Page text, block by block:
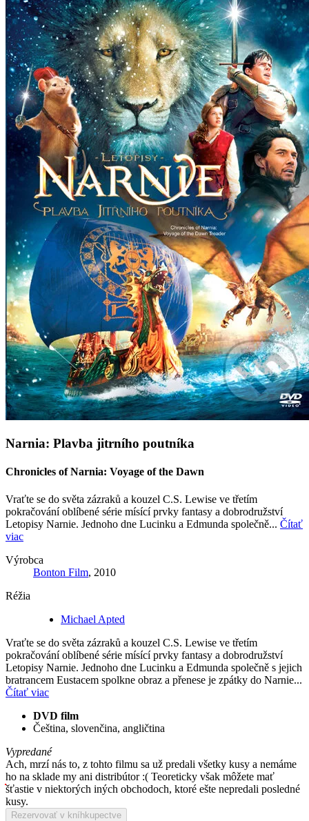
Narnia: Plavba jitrního poutníka
Chronicles of Narnia: Voyage of the Dawn
Vraťte se do světa zázraků a kouzel C.S. Lewise ve třetím
pokračování oblíbené série mísící prvky fantasy a dobrodružství
Letopisy Narnie. Jednoho dne Lucinku a Edmunda společně... Čítať
viac
Výrobca
Bonton Film, 2010
Réžia
Michael Apted
Vraťte se do světa zázraků a kouzel C.S. Lewise ve třetím
pokračování oblíbené série mísící prvky fantasy a dobrodružství
Letopisy Narnie. Jednoho dne Lucinku a Edmunda společně s jejich
bratrancem Eustacem spolkne obraz a přenese je zpátky do Narnie...
Čítať viac
DVD film
Čeština, slovenčina, angličtina
Vypredané
Ach, mrzí nás to, z tohto filmu sa už predali všetky kusy a nemáme
ho na sklade my ani distribútor :( Teoreticky však môžete mať
šťastie v niektorých iných obchodoch, ktoré ešte nepredali posledné
kusy.
Rezervovať v kníhkupectve